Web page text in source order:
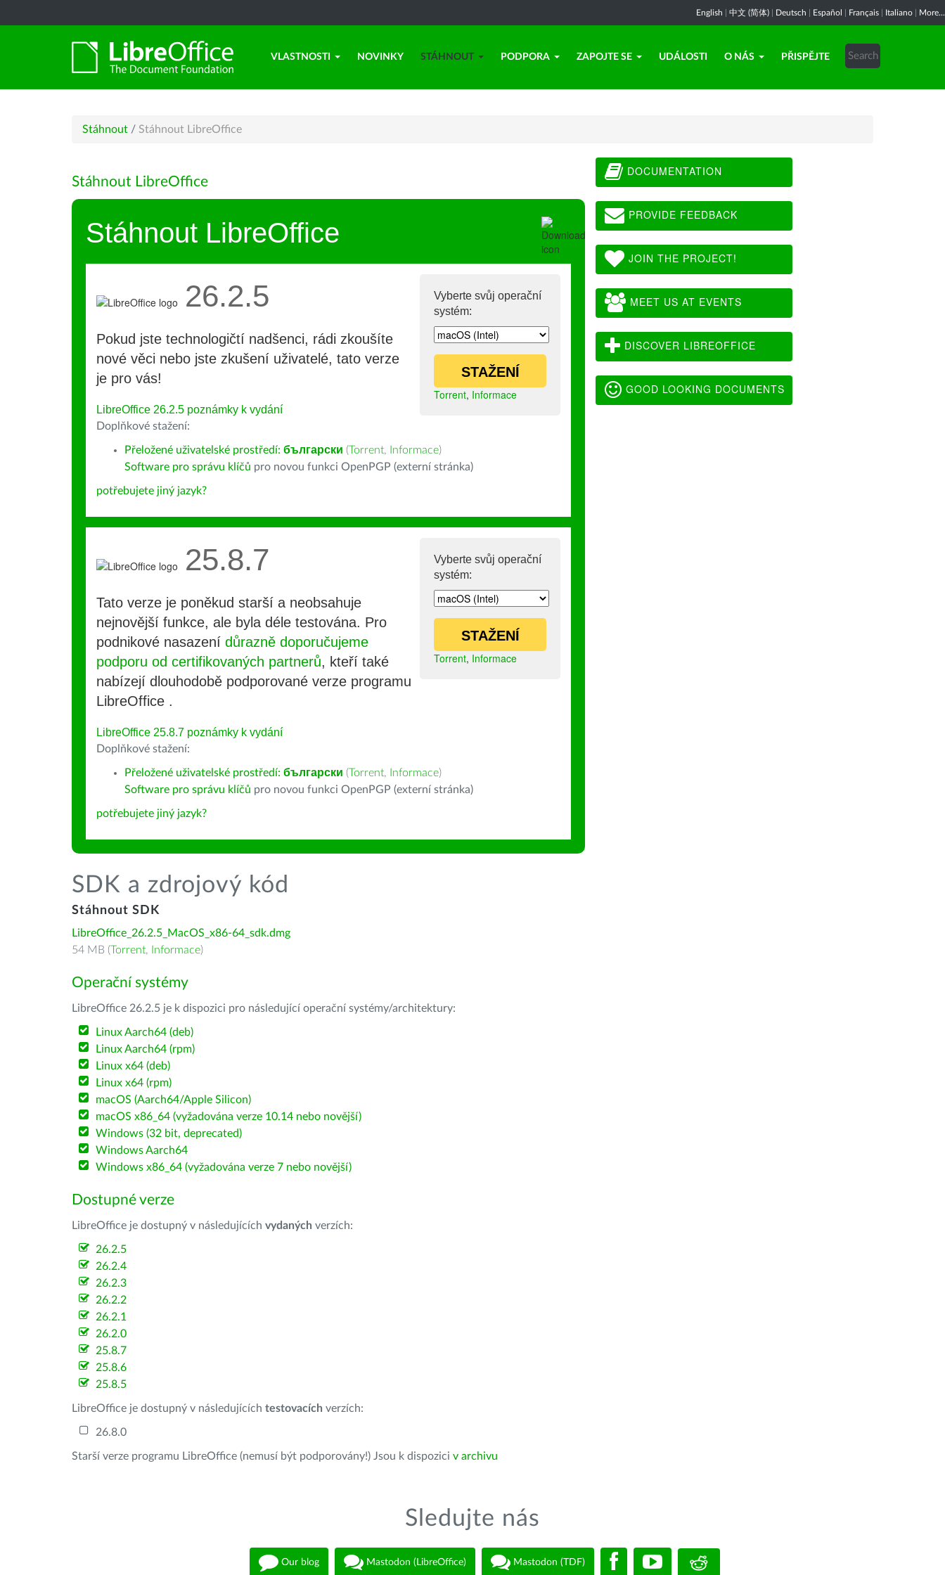
English 中文 (简体) Deutsch Español Français Italiano More...
VLASTNOSTI NOVINKY STÁHNOUT PODPORA ZAPOJTE SE UDÁLOSTI O NÁS PŘISPĚJTE
Stáhnout / Stáhnout LibreOffice
Stáhnout LibreOffice
Stáhnout LibreOffice
Vyberte svůj operační
systém:
STAŽENÍ
Torrent, Informace
26.2.5
Pokud jste technologičtí nadšenci, rádi zkoušíte
nové věci nebo jste zkušení uživatelé, tato verze
je pro vás!
LibreOffice 26.2.5 poznámky k vydání
Doplňkové stažení:
Přeložené uživatelské prostředí: български (Torrent, Informace)
Software pro správu klíčů pro novou funkci OpenPGP (externí stránka)
potřebujete jiný jazyk?
Vyberte svůj operační
systém:
STAŽENÍ
Torrent, Informace
25.8.7
Tato verze je poněkud starší a neobsahuje
nejnovější funkce, ale byla déle testována. Pro
podnikové nasazení důrazně doporučujeme
podporu od certifikovaných partnerů, kteří také
nabízejí dlouhodobě podporované verze programu
LibreOffice .
LibreOffice 25.8.7 poznámky k vydání
Doplňkové stažení:
Přeložené uživatelské prostředí: български (Torrent, Informace)
Software pro správu klíčů pro novou funkci OpenPGP (externí stránka)
potřebujete jiný jazyk?
SDK a zdrojový kód
Stáhnout SDK
LibreOffice_26.2.5_MacOS_x86-64_sdk.dmg
54 MB (Torrent, Informace)
Operační systémy
LibreOffice 26.2.5 je k dispozici pro následující operační systémy/architektury:
Linux Aarch64 (deb)
Linux Aarch64 (rpm)
Linux x64 (deb)
Linux x64 (rpm)
macOS (Aarch64/Apple Silicon)
macOS x86_64 (vyžadována verze 10.14 nebo novější)
Windows (32 bit, deprecated)
Windows Aarch64
Windows x86_64 (vyžadována verze 7 nebo novější)
Dostupné verze
LibreOffice je dostupný v následujících vydaných verzích:
26.2.5
26.2.4
26.2.3
26.2.2
26.2.1
26.2.0
25.8.7
25.8.6
25.8.5
LibreOffice je dostupný v následujících testovacích verzích:
26.8.0
Starší verze programu LibreOffice (nemusí být podporovány!) Jsou k dispozici v archivu
DOCUMENTATION
PROVIDE FEEDBACK
JOIN THE PROJECT!
MEET US AT EVENTS
DISCOVER LIBREOFFICE
GOOD LOOKING DOCUMENTS
Sledujte nás
Our blog Mastodon (LibreOffice) Mastodon (TDF)